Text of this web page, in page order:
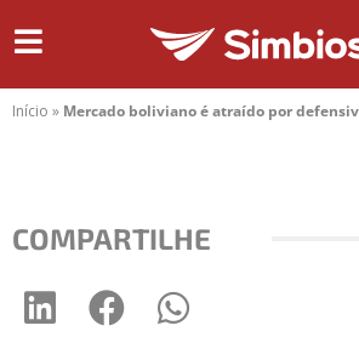
Início » Mercado boliviano é atraído por
COMPARTILHE